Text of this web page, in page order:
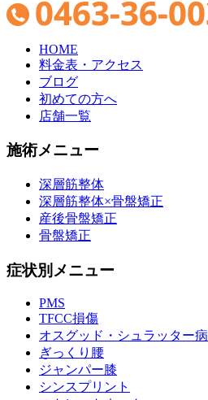
HOME
料金表・アクセス
ブログ
初めての方へ
店舗一覧
施術メニュー
深層筋整体
深層筋整体×骨盤矯正
産後骨盤矯正
骨盤矯正
症状別メニュー
PMS
TFCC損傷
オスグッド・シュラッター病
ぎっくり腰
ジャンパー膝
シンスプリント